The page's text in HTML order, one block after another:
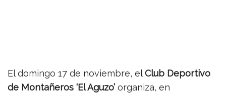
El domingo 17 de noviembre, elClub Deportivo
de Montañeros ‘El Aguzo’ organiza, en